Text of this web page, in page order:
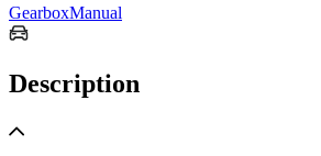
GearboxManual
Description